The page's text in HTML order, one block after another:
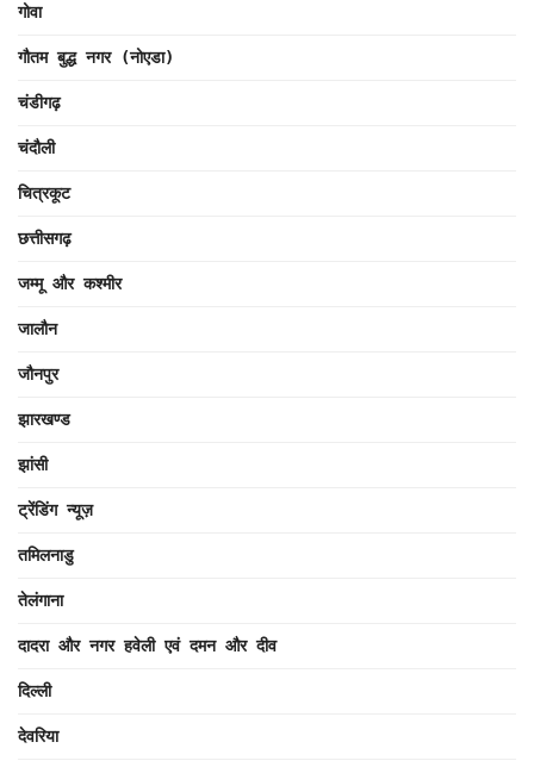
गोवा
गौतम बुद्ध नगर (नोएडा)
चंडीगढ़
चंदौली
चित्रकूट
छत्तीसगढ़
जम्मू और कश्मीर
जालौन
जौनपुर
झारखण्ड
झांसी
ट्रेंडिंग न्यूज़
तमिलनाडु
तेलंगाना
दादरा और नगर हवेली एवं दमन और दीव
दिल्ली
देवरिया